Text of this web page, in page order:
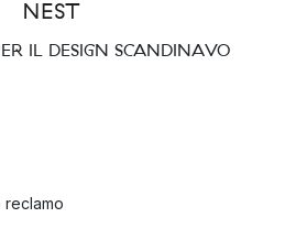
IL DESIGN SCANDINAVO
reclamo